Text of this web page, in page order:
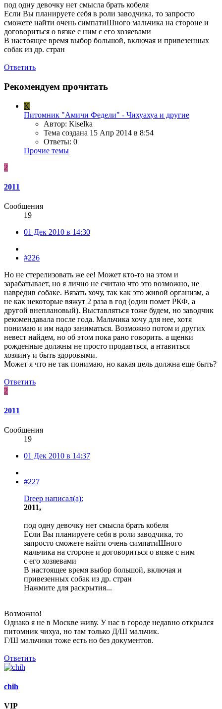
под одну девочку нет смысла брать кобеля
Если Вы планируете себя в роли заводчика, то запросто
сможете найти очень симпатиШного мальчика на стороне и
договориться о вязке с ним с его хозяевами
В настоящее время выбор большой, включая и привезенных
собак из др. стран
Ответить
Рекомендуем прочитать
K
Питомник "Амичи Федели" - Чихуахуа и другие
Автор: Kiselka
Тема создана 15 Апр 2014 в 8:54
Ответы: 0
Прочие темы
2
2011
Сообщения
19
01 Дек 2010 в 14:30
#226
Но не стерелизовать же ее! Может кто-то на этом и
зарабатывает, но я лично не считаю что это возможно, не
навредив собаке. Вязать хочу, так как это живой организм, а
не как некоторые вяжут 2 раза в год (один помет РКФ, а
другой внеплановый). Выставляться тоже будем, но заводчик
рекомендавала после года. Мальчика хочу для нее, хотя
понимаю и им надо заниматься. Возможно потом и других
невест найдем, но об этом пока рано говорить. а щенки
рожденные должны не просто продавться, а нтавиться
хозяину и быть здоровыми.
Может я что не так понимаю, но какая цель должна еще быть?
Ответить
2
2011
Сообщения
19
01 Дек 2010 в 14:37
#227
Dreep написал(а):
2011,
под одну девочку нет смысла брать кобеля
Если Вы планируете себя в роли заводчика, то
запросто сможете найти очень симпатиШного
мальчика на стороне и договориться о вязке с ним
с его хозяевами
В настоящее время выбор большой, включая и
привезенных собак из др. стран
Нажмите для раскрытия...
Возможно!
Однако я не в Москве живу. У нас в городе недавно открылся
питомник чихуа, но там только Д/Ш мальчик.
Г/Ш мальчики тоже есть но без документов.
Ответить
chih
VIP